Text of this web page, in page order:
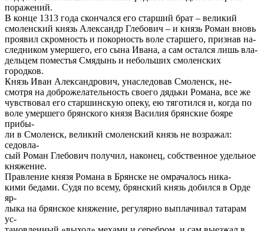
поражений.
В конце 1313 года скончался его старший брат – великий
смоленский князь Александр Глебович – и князь Роман вновь
проявил скромность и покорность воле старшего, признав на-
следником умершего, его сына Ивана, а сам остался лишь вла-
дельцем поместья Смядынь и небольших смоленских
городков.
Князь Иван Александрович, унаследовав Смоленск, не-
смотря на доброжелательность своего дядьки Романа, все же
чувствовал его старшинскую опеку, ею тяготился и, когда по
воле умершего брянского князя Василия брянские бояре
прибы-
ли в Смоленск, великий смоленский князь не возражал:
седовла-
сый Роман Глебович получил, наконец, собственное удельное
княжение.
Правление князя Романа в Брянске не омрачалось ника-
кими бедами. Судя по всему, брянский князь добился в Орде
яр-
лыка на брянское княжение, регулярно выплачивал татарам
ус-